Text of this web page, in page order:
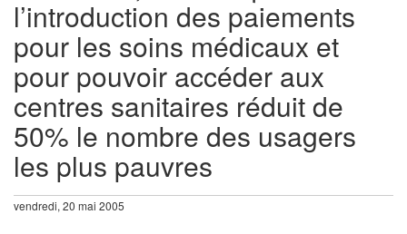
l’introduction des paiements
pour les soins médicaux et
pour pouvoir accéder aux
centres sanitaires réduit de
50% le nombre des usagers
les plus pauvres
vendredi, 20 mai 2005